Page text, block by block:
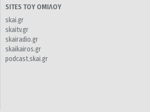
SITES ΤΟΥ ΟΜΙΛΟΥ
skai.gr
skaitv.gr
skairadio.gr
skaikairos.gr
podcast.skai.gr